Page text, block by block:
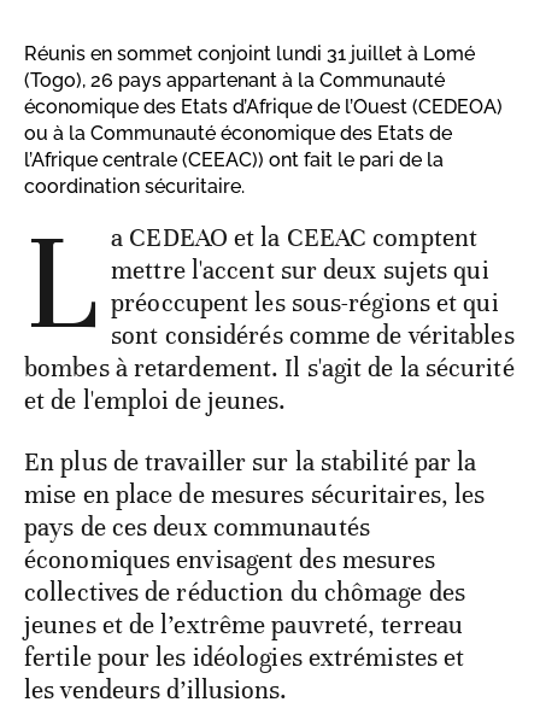
Réunis en sommet conjoint lundi 31 juillet à Lomé
(Togo), 26 pays appartenant à la Communauté
économique des Etats d’Afrique de l’Ouest (CEDEOA)
ou à la Communauté économique des Etats de
l’Afrique centrale (CEEAC)) ont fait le pari de la
coordination sécuritaire.
L a CEDEAO et la CEEAC comptent
mettre l'accent sur deux sujets qui
préoccupent les sous-régions et qui
sont considérés comme de véritables
bombes à retardement. Il s'agit de la sécurité
et de l'emploi de jeunes.
En plus de travailler sur la stabilité par la
mise en place de mesures sécuritaires, les
pays de ces deux communautés
économiques envisagent des mesures
collectives de réduction du chômage des
jeunes et de l’extrême pauvreté, terreau
fertile pour les idéologies extrémistes et
les vendeurs d’illusions.